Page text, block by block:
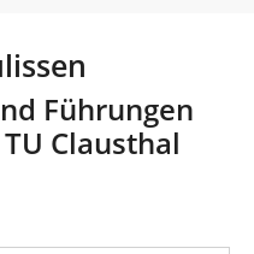
Führungen
Clausthal